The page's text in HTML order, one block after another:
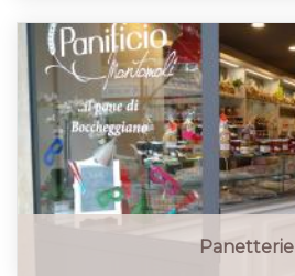
Panetterie